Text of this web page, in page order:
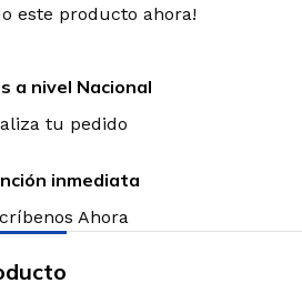
este producto ahora!
a nivel Nacional
tu pedido
inmediata
Ahora